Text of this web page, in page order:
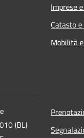
Imprese
Catasto
Mobilità
(BL)